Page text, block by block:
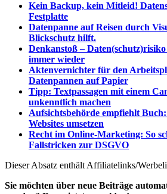
Kein Backup, kein Mitleid!
Festplatte
Datenpanne auf Reisen durch
Blickschutz hilft.
Denkanstoß –
immer wieder
Aktenvernichter für den
Datenpannen auf Papier
Tipp: Textpassagen mit einem
unkenntlich machen
Aufsichtsbehörde empfiehlt
Websites umsetzen
Recht im Online-Marketing: So
Fallstricken zur DSGVO
Dieser Absatz enthält Affiliatelinks/
Sie möchten über neue Beiträge